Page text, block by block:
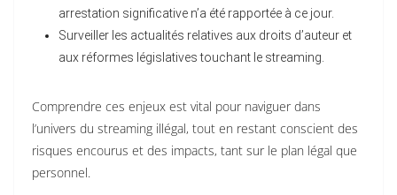
arrestation significative n’a été rapportée à ce jour.
Surveiller les actualités relatives aux droits d’auteur et
aux réformes législatives touchant le streaming.
Comprendre ces enjeux est vital pour naviguer dans
l’univers du streaming illégal, tout en restant conscient des
risques encourus et des impacts, tant sur le plan légal que
personnel.